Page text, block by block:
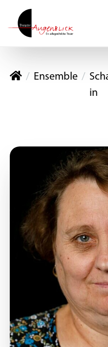
Theater Augenblick
Ensemble
in